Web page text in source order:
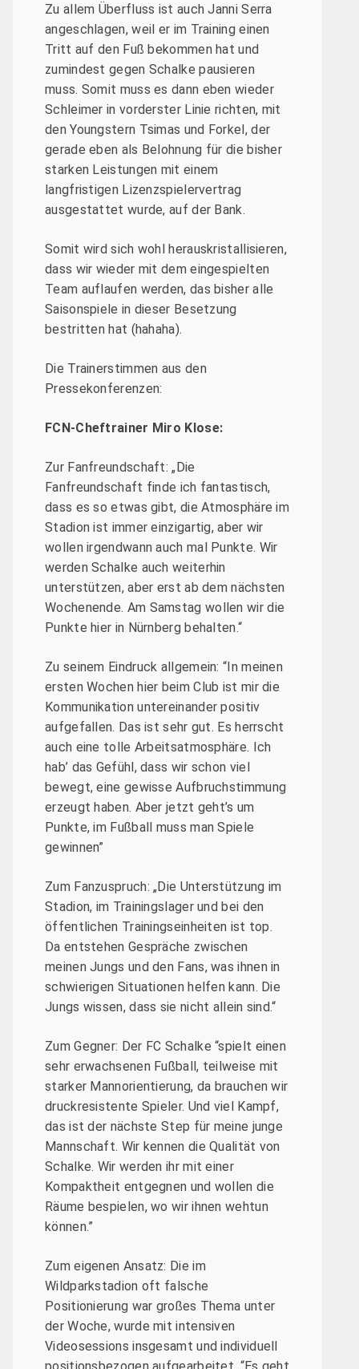
Zu allem Überfluss ist auch Janni Serra
angeschlagen, weil er im Training einen
Tritt auf den Fuß bekommen hat und
zumindest gegen Schalke pausieren
muss. Somit muss es dann eben wieder
Schleimer in vorderster Linie richten, mit
den Youngstern Tsimas und Forkel, der
gerade eben als Belohnung für die bisher
starken Leistungen mit einem
langfristigen Lizenzspielervertrag
ausgestattet wurde, auf der Bank.
Somit wird sich wohl herauskristallisieren,
dass wir wieder mit dem eingespielten
Team auflaufen werden, das bisher alle
Saisonspiele in dieser Besetzung
bestritten hat (hahaha).
Die Trainerstimmen aus den
Pressekonferenzen:
FCN-Cheftrainer Miro Klose:
Zur Fanfreundschaft: „Die
Fanfreundschaft finde ich fantastisch,
dass es so etwas gibt, die Atmosphäre im
Stadion ist immer einzigartig, aber wir
wollen irgendwann auch mal Punkte. Wir
werden Schalke auch weiterhin
unterstützen, aber erst ab dem nächsten
Wochenende. Am Samstag wollen wir die
Punkte hier in Nürnberg behalten.“
Zu seinem Eindruck allgemein: “In meinen
ersten Wochen hier beim Club ist mir die
Kommunikation untereinander positiv
aufgefallen. Das ist sehr gut. Es herrscht
auch eine tolle Arbeitsatmosphäre. Ich
hab’ das Gefühl, dass wir schon viel
bewegt, eine gewisse Aufbruchstimmung
erzeugt haben. Aber jetzt geht’s um
Punkte, im Fußball muss man Spiele
gewinnen”
Zum Fanzuspruch: „Die Unterstützung im
Stadion, im Trainingslager und bei den
öffentlichen Trainingseinheiten ist top.
Da entstehen Gespräche zwischen
meinen Jungs und den Fans, was ihnen in
schwierigen Situationen helfen kann. Die
Jungs wissen, dass sie nicht allein sind.“
Zum Gegner: Der FC Schalke “spielt einen
sehr erwachsenen Fußball, teilweise mit
starker Mannorientierung, da brauchen wir
druckresistente Spieler. Und viel Kampf,
das ist der nächste Step für meine junge
Mannschaft. Wir kennen die Qualität von
Schalke. Wir werden ihr mit einer
Kompaktheit entgegnen und wollen die
Räume bespielen, wo wir ihnen wehtun
können.”
Zum eigenen Ansatz: Die im
Wildparkstadion oft falsche
Positionierung war großes Thema unter
der Woche, wurde mit intensiven
Videosessions insgesamt und individuell
positionsbezogen aufgearbeitet. “Es geht